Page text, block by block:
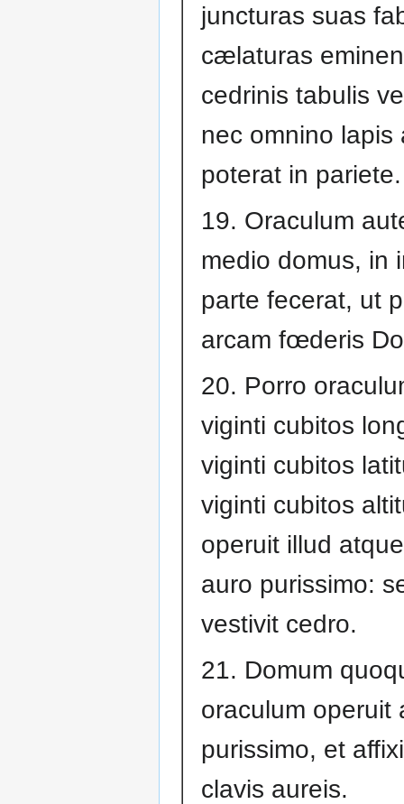
juncturas suas
cælaturas
cedrinis tabulis
nec omnino lapis
poterat in pariete.
19. Oraculum
medio domus, in
parte fecerat, ut
arcam fœderis
20. Porro
viginti cubitos
viginti cubitos
viginti cubitos
operuit illud
auro purissimo:
vestivit cedro.
21. Domum
oraculum operuit
purissimo, et
clavis aureis.